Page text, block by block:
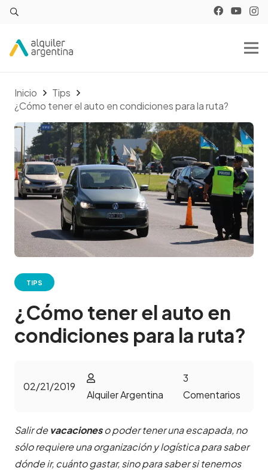
Inicio
Tips
¿Cómo tener el auto en condiciones para la ruta?
TIPS
¿Cómo tener el auto en
condiciones para la ruta?
02/21/2019
Alquiler Argentina
3
Comentarios
Salir devacacioneso poder tener una escapada, no
sólo requiere una organización y logística para saber
dónde ir, cuánto gastar, sino para saber si tenemos